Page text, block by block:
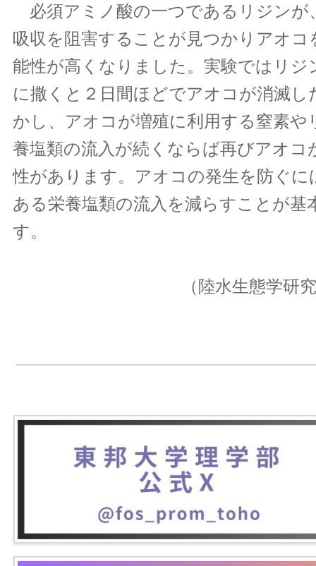
必須アミノ酸の一つであるリジンが
吸収を阻害することが見つかりアオコ
能性が高くなりました。実験ではリジ
に撒くと２日間ほどでアオコが消滅し
かし、アオコが増殖に利用する窒素や
養塩類の流入が続くならば再びアオコ
性があります。アオコの発生を防ぐに
ある栄養塩類の流入を減らすことが基
す。
（陸水生態学研